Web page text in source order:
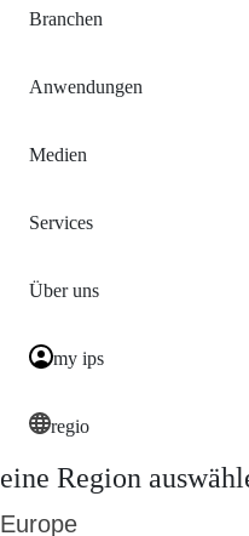
Branchen
Anwendungen
Medien
Services
Über uns
my ips
regio
eine Region
Europe